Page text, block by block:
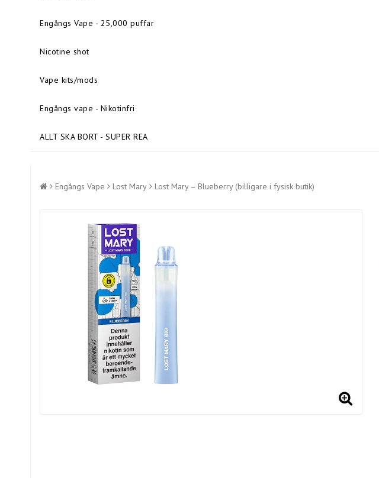
Engångs Vape - 25,000 puffar
Nicotine shot
Vape kits/mods
Engångs vape - Nikotinfri
ALLT SKA BORT - SUPER REA
Engångs Vape Lost Mary Lost Mary – Blueberry (billigare i fysisk butik)